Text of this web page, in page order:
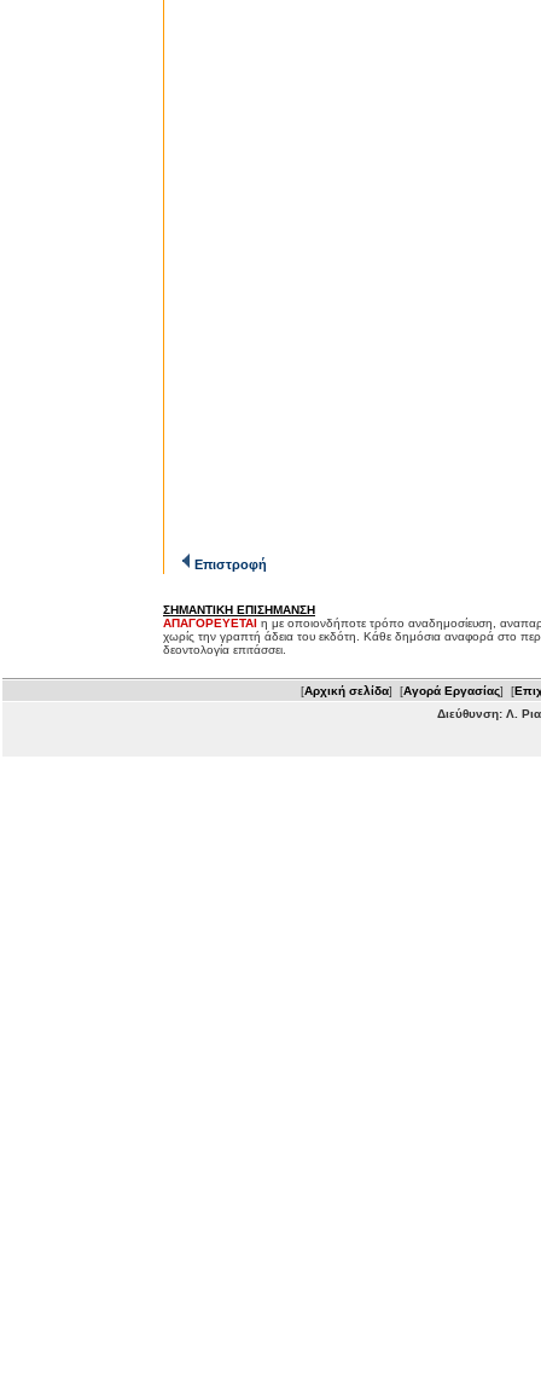
Επιστροφή
ΣΗΜΑΝΤΙΚΗ ΕΠΙΣΗΜΑΝΣΗ
ΑΠΑΓΟΡΕΥΕΤΑΙ η με οποιονδήποτε τρόπο αναδημοσίευση,
χωρίς την γραπτή άδεια του εκδότη. Κάθε δημόσια αναφορά στο
δεοντολογία επιτάσσει.
[Αρχική σελίδα] [Αγορά Εργασίας] [
Διεύθυνση: Λ.